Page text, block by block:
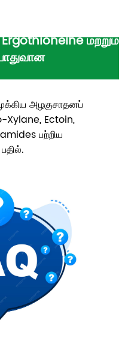
மற்றும்
அழகுசாதனப்
Xylane, Ectoin,
பற்றிய